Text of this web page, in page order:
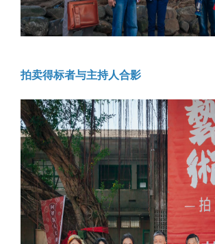
拍卖得标者与主持人合影